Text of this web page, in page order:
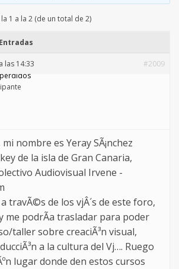
1 a la 2 (de un total de 2)
Entradas
las 14:33
#2009
nombre es Yeray SÃ¡nchez
de la isla de Gran Canaria,
Audiovisual Irvene -
travÃ©s de los vjÂ´s de este foro,
me podrÃ­a trasladar para poder
taller sobre creaciÃ³n visual,
a la cultura del Vj…. Ruego
lugar donde den estos cursos